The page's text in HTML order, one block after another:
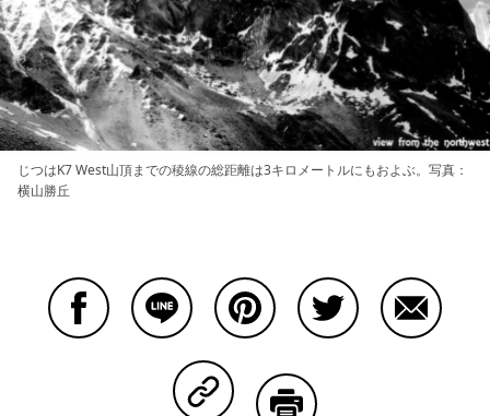
じつはK7 West山頂までの稜線の総距離は3キロメートルにもおよぶ。写真：
横山勝丘